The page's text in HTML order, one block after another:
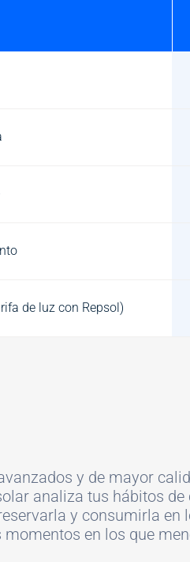
de luz con Repsol)
y de mayor
analiza tus hábitos
y consumirla
en los que